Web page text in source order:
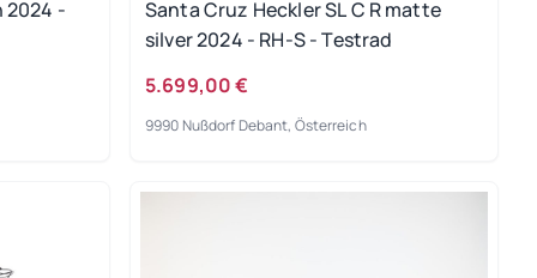
2024 -
Santa Cruz Heckler SL C R matte
silver 2024 - RH-S - Testrad
5.699,00 €
9990 Nußdorf Debant, Österreich